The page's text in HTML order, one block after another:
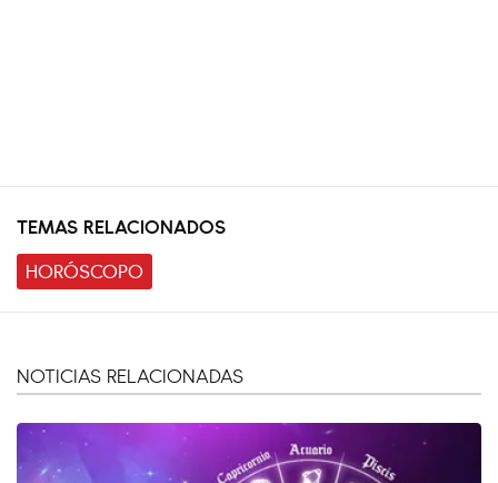
TEMAS RELACIONADOS
HORÓSCOPO
NOTICIAS RELACIONADAS